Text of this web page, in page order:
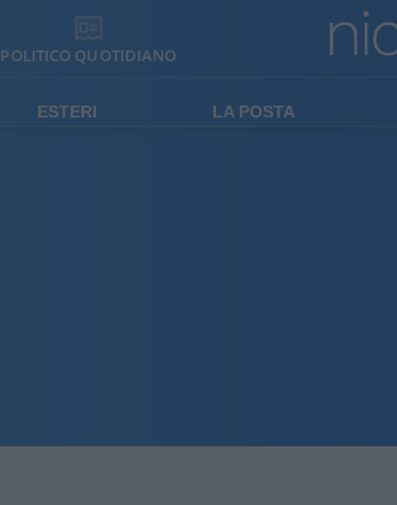
POLITICO QUOTIDIANO
ESTERI LA POSTA